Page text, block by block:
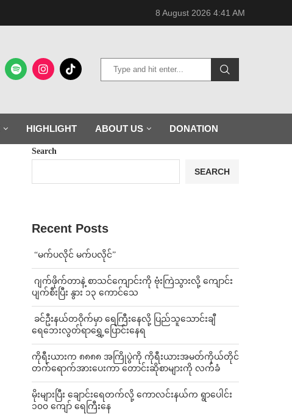
8 August 2026 4:41 AM
HIGHLIGHT ABOUT US DONATION
Search
SEARCH
Recent Posts
⁨ ⁨“မက်ပလိုင် မက်ပလိုင်”
⁨⁩ ⁨ဂျက်ဖိုက်တာနဲ့ စာသင်ကျောင်းကို ဗုံးကြဲသွားလို့ ကျောင်း
ပျက်စီးပြီး နွား ၁၃ ကောင်သေ
⁩ ⁨ခင်ဦးနယ်တဝိုက်မှာ ရေကြီးနေလို့ ပြည်သူသောင်းချီ
ရေဘေးလွတ်ရာရွှေ့ပြောင်းနေရ
ကိုရီးယားက ၈၈၈၈ အကြိုပွဲကို ကိုရီးယားအမတ်ကိုယ်တိုင်
တက်ရောက်အားပေးကာ တောင်းဆိုစာများကို လက်ခံ
⁨မိုးများပြီး ချောင်းရေတက်လို့ ကောလင်းနယ်က ရွာပေါင်း
၁၀၀ ကျော် ရေကြီးနေ